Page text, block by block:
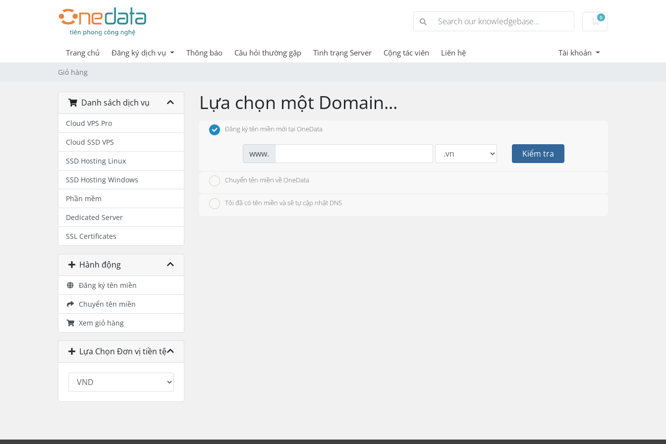
0
Giỏ hàng
Trang chủ Đăng ký dịch vụ Thông báo Câu hỏi thường gặp Tình trạng Server Cộng tác viên Liên hệ Tài khoản
Giỏ hàng
Danh sách dịch vụ
Cloud VPS Pro
Cloud SSD VPS
SSD Hosting Linux
SSD Hosting Windows
Phần mềm
Dedicated Server
SSL Certificates
Hành động
Đăng ký tên miền
Chuyển tên miền
Xem giỏ hàng
Lựa Chọn Đơn vị tiền tệ
Lựa chọn một Domain...
Đăng ký tên miền mới tại OneData
www. Kiểm tra
Chuyển tên miền về OneData
Tôi đã có tên miền và sẽ tự cập nhật DNS